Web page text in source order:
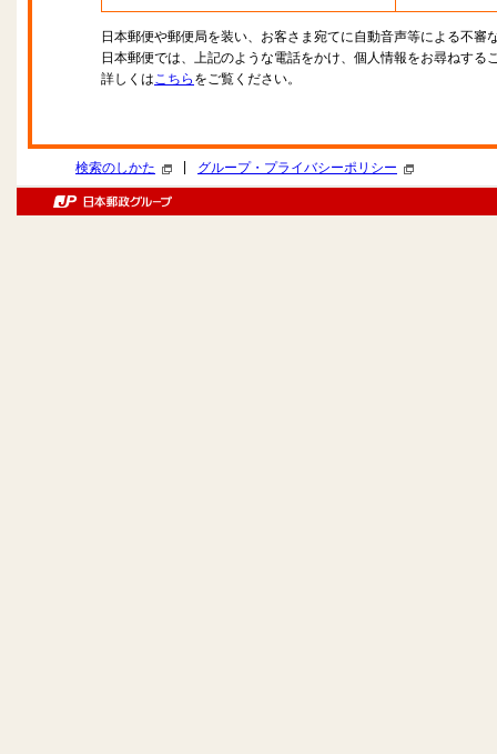
日本郵便や郵便局を装い、お客さま宛てに自動音声等による不審
日本郵便では、上記のような電話をかけ、個人情報をお尋ねする
詳しくはこちら をご覧ください。
検索のしかた グループ・プライバシーポリシー